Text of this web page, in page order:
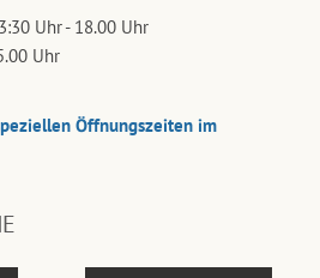
Uhr - 18.00 Uhr
Uhr
Öffnungszeiten im